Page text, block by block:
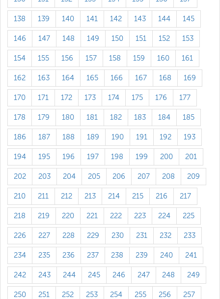
138 139 140 141 142 143 144 145
146 147 148 149 150 151 152 153
154 155 156 157 158 159 160 161
162 163 164 165 166 167 168 169
170 171 172 173 174 175 176 177
178 179 180 181 182 183 184 185
186 187 188 189 190 191 192 193
194 195 196 197 198 199 200 201
202 203 204 205 206 207 208 209
210 211 212 213 214 215 216 217
218 219 220 221 222 223 224 225
226 227 228 229 230 231 232 233
234 235 236 237 238 239 240 241
242 243 244 245 246 247 248 249
250 251 252 253 254 255 256 257